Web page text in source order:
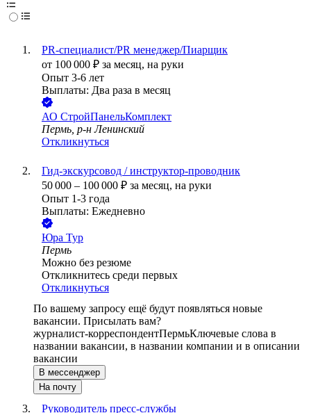
PR-специалист/PR менеджер/Пиарщик
от 100 000 ₽ за месяц, на руки
Опыт 3-6 лет
Выплаты: Два раза в месяц
АО СтройПанельКомплект
Пермь, р-н Ленинский
Откликнуться
Гид-экскурсовод / инструктор-проводник
50 000 – 100 000 ₽ за месяц, на руки
Опыт 1-3 года
Выплаты: Ежедневно
Юра Тур
Пермь
Можно без резюме
Откликнитесь среди первых
Откликнуться
По вашему запросу ещё будут появляться новые
вакансии. Присылать вам?
журналист-корреспондентПермьКлючевые слова в
названии вакансии, в названии компании и в описании
вакансии
В мессенджер
На почту
Руководитель пресс-службы